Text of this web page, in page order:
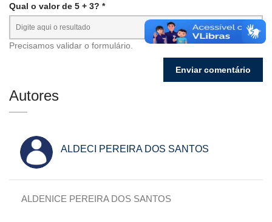
Qual o valor de 5 + 3? *
Precisamos validar o formulário.
Autores
ALDECI PEREIRA DOS SANTOS
ALDENICE PEREIRA DOS SANTOS